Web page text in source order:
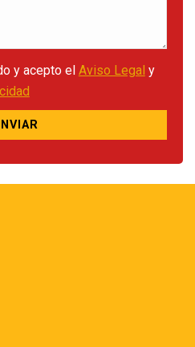
y acepto el Aviso Legal y